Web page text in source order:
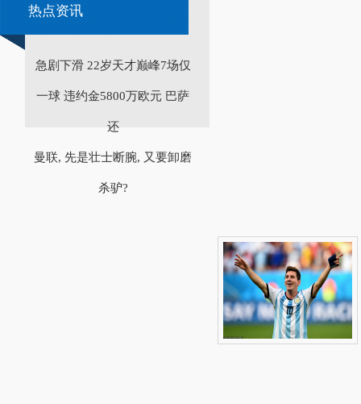
热点资讯
急剧下滑 22岁天才巅峰7场仅
一球 违约金5800万欧元 巴萨
还
曼联, 先是壮士断腕, 又要卸磨
杀驴?